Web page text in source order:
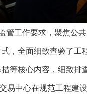
管工作要求，聚焦公
，全面细致查验了
等核心内容，细致排
易中心在规范工程建